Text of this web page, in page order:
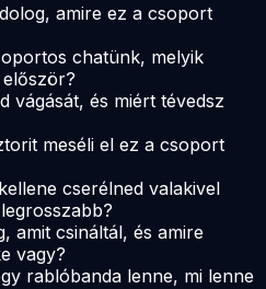
amire ez a csoport
chatünk, melyik
vágását, és miért tévedsz
meséli el ez a csoport
cserélned valakivel
amit csináltál, és amire
vagy?
rablóbanda lenne, mi lenne